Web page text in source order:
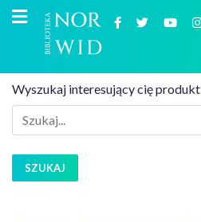
Wyszukaj interesujący cię produkt
SZUKAJ